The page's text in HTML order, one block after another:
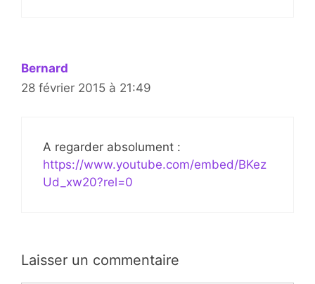
Bernard
28 février 2015 à 21:49
A regarder absolument :
https://www.youtube.com/embed/BKez
Ud_xw20?rel=0
Laisser un commentaire